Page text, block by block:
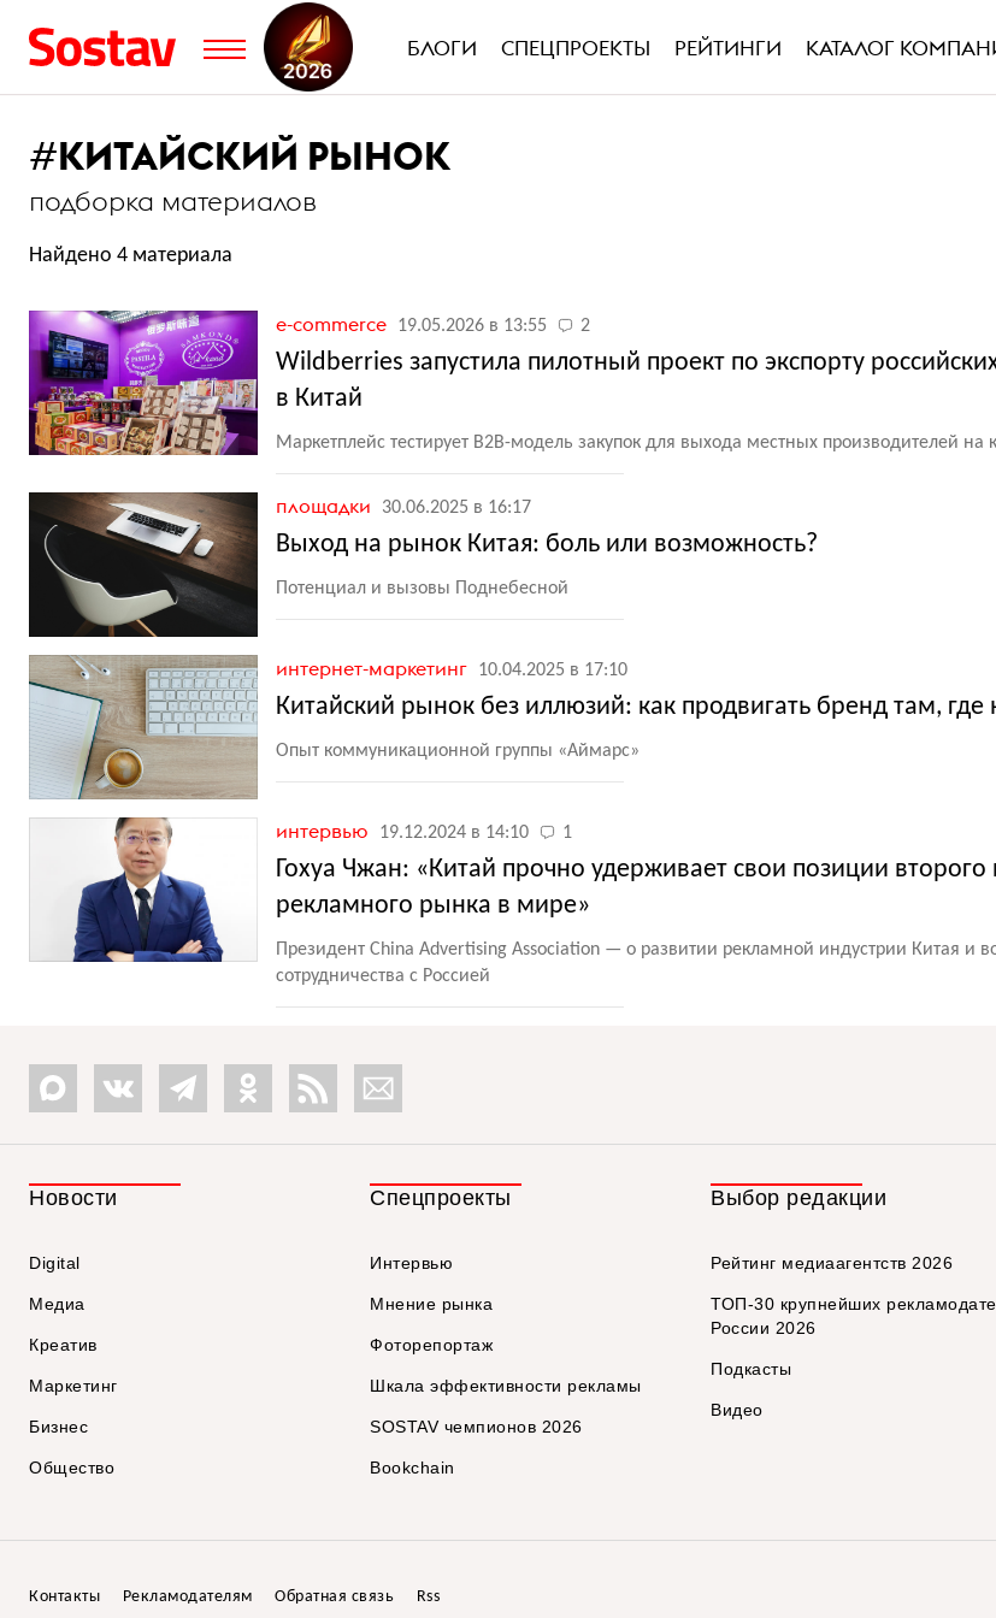
БЛОГИ СПЕЦПРОЕКТЫ РЕЙТИНГИ КАТАЛОГ
#КИТАЙСКИЙ РЫНОК
подборка материалов
Найдено 4 материала
e-commerce 19.05.2026 в 13:55 2
Wildberries запустила пилотный проект по экспорту
в Китай
Маркетплейс тестирует B2B-модель закупок для выхода местных производителей на
площадки 30.06.2025 в 16:17
Выход на рынок Китая: боль или возможность?
Потенциал и вызовы Поднебесной
интернет-маркетинг 10.04.2025 в 17:10
Китайский рынок без иллюзий: как продвигать бренд там, где
Опыт коммуникационной группы «Аймарс»
интервью 19.12.2024 в 14:10 1
Гохуа Чжан: «Китай прочно удерживает свои позиции второго
рекламного рынка в мире»
Президент China Advertising Association — о развитии рекламной индустрии Китая и
сотрудничества с Россией
Новости
Digital
Медиа
Креатив
Маркетинг
Бизнес
Общество
Спецпроекты
Интервью
Мнение рынка
Фоторепортаж
Шкала эффективности рекламы
SOSTAV чемпионов 2026
Bookchain
Выбор редакции
Рейтинг медиаагентств 2026
ТОП-30 крупнейших
России 2026
Подкасты
Видео
Контакты Рекламодателям Обратная связь Rss